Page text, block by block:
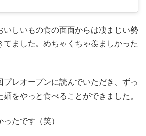
いしいもの食の面面からは凄まじい勢
てました。めちゃくちゃ羨ましかった
プレオープンに読んでいただき、ずっ
麺をやっと食べることができました。
たです（笑）